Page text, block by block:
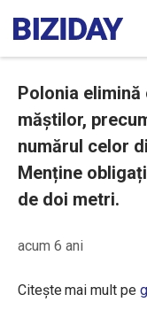
Polonia
măștilor,
numărul celor
Menține
de doi metri.
acum 6 ani
Citește mai mult pe